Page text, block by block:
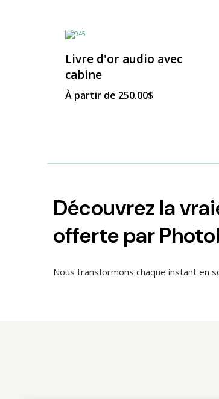
Livre d'or audio avec
cabine
À partir de 250.00$
Découvrez la
offerte par
Nous transformons chaque instant en